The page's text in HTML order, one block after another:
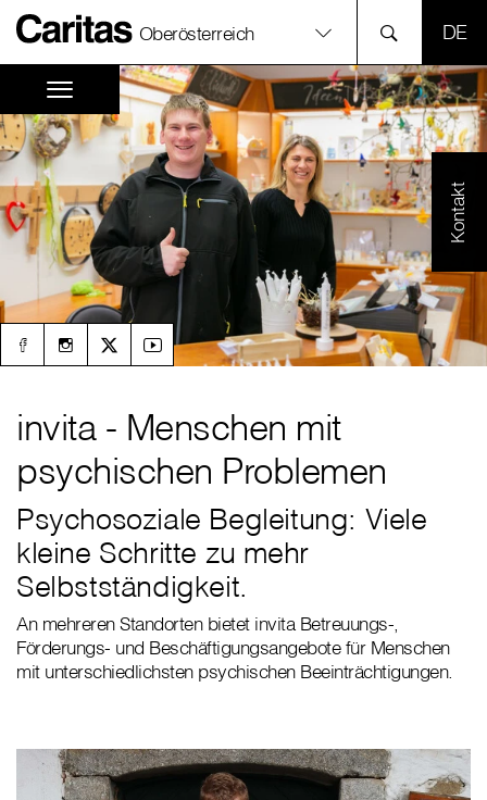
Oberösterreich
Kontakt
invita - Menschen mit
psychischen Problemen
Psychosoziale Begleitung: Viele
kleine Schritte zu mehr
Selbstständigkeit.
An mehreren Standorten bietet invita Betreuungs-,
Förderungs- und Beschäftigungsangebote für Menschen
mit unterschiedlichsten psychischen Beeinträchtigungen.